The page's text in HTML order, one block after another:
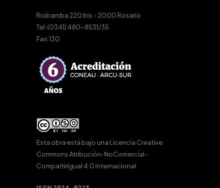
Riobamba 220 bis – 2000 Rosario
Tel: (0341) 480-8531/35
Fax: 130
Esta obra está bajo una Licencia Creative
Commons Atribución-NoComercial-
CompartirIgual 4.0 Internacional